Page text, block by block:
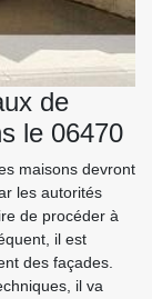
de
le 06470
maisons devront
les autorités
de procéder à
il est
des façades.
il va